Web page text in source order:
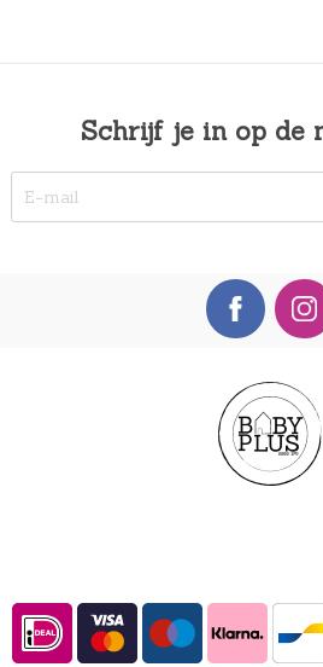
Schrijf je in op de